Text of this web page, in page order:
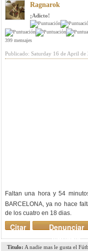
Ragnarok
¡Adicto!
399 mensajes
Publicado: Saturday 16 de April de
Faltan una hora y 54
BARCELONA, ya no hace
de los cuatro en 18 dias.
Denunciar
mensaje
Citar
Titulo: A nadie mas le gusta el